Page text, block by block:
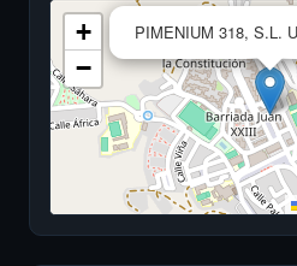
PIMENIUM 318, S.L.
+
−